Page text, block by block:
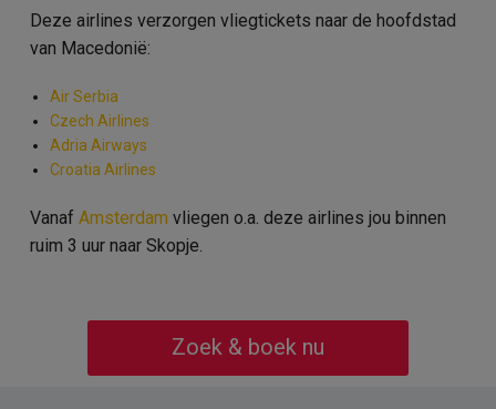
Deze airlines verzorgen vliegtickets naar de hoofdstad
van Macedonië:
Air Serbia
Czech Airlines
Adria Airways
Croatia Airlines
Vanaf Amsterdam vliegen o.a. deze airlines jou binnen
ruim 3 uur naar Skopje.
Zoek & boek nu